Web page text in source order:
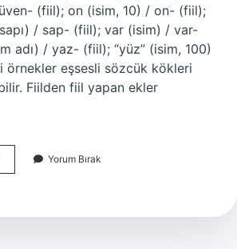
(fiil); on (isim, 10) / on- (fiil);
/ sap- (fiil); var (isim) / var-
adı) / yaz- (fiil); “yüz” (isim, 100)
örnekler eşsesli sözcük kökleri
Fiilden fiil yapan ekler
Yorum Bırak